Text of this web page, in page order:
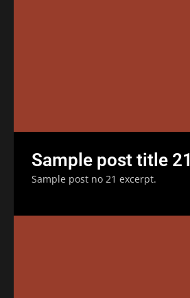
Sample post title 21
Sample post no 21 excerpt.